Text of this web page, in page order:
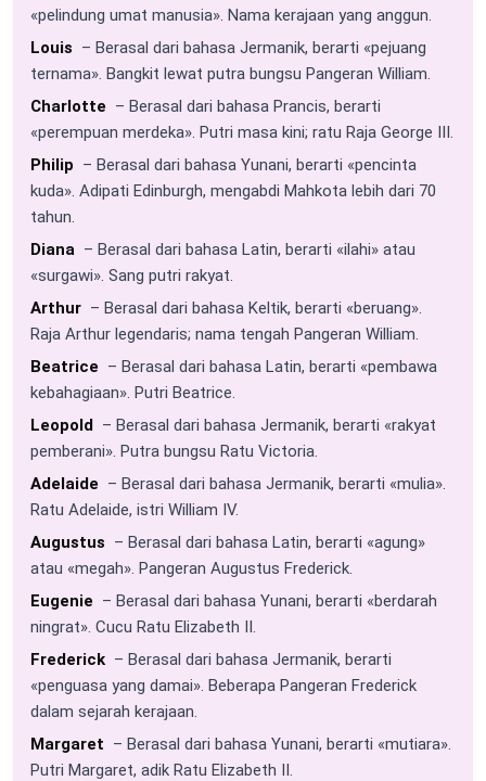
«pelindung umat manusia». Nama kerajaan yang anggun.
Louis – Berasal dari bahasa Jermanik, berarti «pejuang
ternama». Bangkit lewat putra bungsu Pangeran William.
Charlotte – Berasal dari bahasa Prancis, berarti
«perempuan merdeka». Putri masa kini; ratu Raja George III.
Philip – Berasal dari bahasa Yunani, berarti «pencinta
kuda». Adipati Edinburgh, mengabdi Mahkota lebih dari 70
tahun.
Diana – Berasal dari bahasa Latin, berarti «ilahi» atau
«surgawi». Sang putri rakyat.
Arthur – Berasal dari bahasa Keltik, berarti «beruang».
Raja Arthur legendaris; nama tengah Pangeran William.
Beatrice – Berasal dari bahasa Latin, berarti «pembawa
kebahagiaan». Putri Beatrice.
Leopold – Berasal dari bahasa Jermanik, berarti «rakyat
pemberani». Putra bungsu Ratu Victoria.
Adelaide – Berasal dari bahasa Jermanik, berarti «mulia».
Ratu Adelaide, istri William IV.
Augustus – Berasal dari bahasa Latin, berarti «agung»
atau «megah». Pangeran Augustus Frederick.
Eugenie – Berasal dari bahasa Yunani, berarti «berdarah
ningrat». Cucu Ratu Elizabeth II.
Frederick – Berasal dari bahasa Jermanik, berarti
«penguasa yang damai». Beberapa Pangeran Frederick
dalam sejarah kerajaan.
Margaret – Berasal dari bahasa Yunani, berarti «mutiara».
Putri Margaret, adik Ratu Elizabeth II.